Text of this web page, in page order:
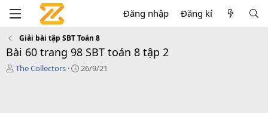
Đăng nhập Đăng kí
Giải bài tập SBT Toán 8
Bài 60 trang 98 SBT toán 8 tập 2
T
The Collectors
C
26/9/21